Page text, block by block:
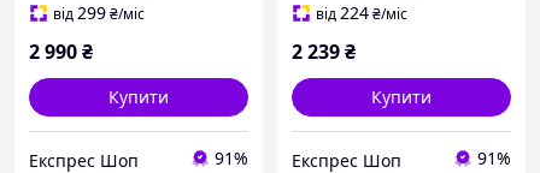
від299₴/міс
2 990₴
Купити
Експрес Шоп 91%
від224₴/міс
2 239₴
Купити
Експрес Шоп 91%